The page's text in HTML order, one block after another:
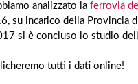
analizzato la ferrovia
su incarico della Provincia
si è concluso lo studio
tutti i dati online!